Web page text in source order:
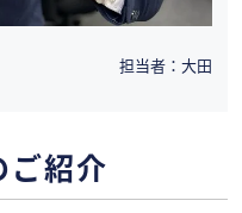
担当者：大田
ご紹介